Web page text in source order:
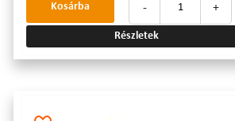
- +
Kosárba
Részletek